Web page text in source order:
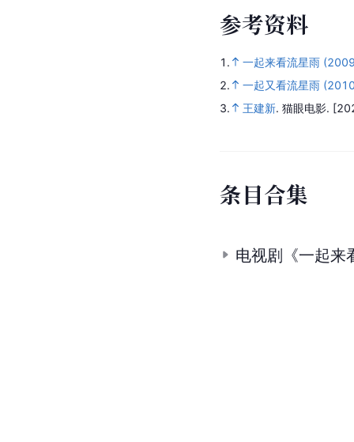
参考资料
1.
一起来看流星雨
2.
一起又看流星雨
3.
王建新. 猫眼电影.
条目合集
电视剧《一起来